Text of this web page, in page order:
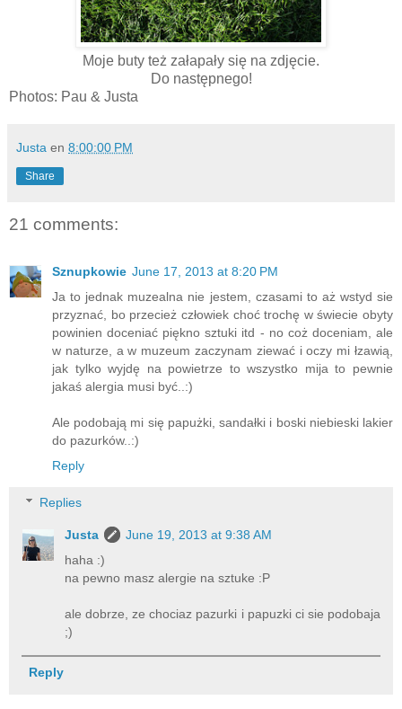
Moje buty też załapały się na zdjęcie.
Do następnego!
Photos: Pau & Justa
Justa en 8:00:00 PM
Share
21 comments:
Sznupkowie June 17, 2013 at 8:20 PM
Ja to jednak muzealna nie jestem, czasami to aż wstyd sie
przyznać, bo przecież człowiek choć trochę w świecie obyty
powinien doceniać piękno sztuki itd - no coż doceniam, ale
w naturze, a w muzeum zaczynam ziewać i oczy mi łzawią,
jak tylko wyjdę na powietrze to wszystko mija to pewnie
jakaś alergia musi być..:)
Ale podobają mi się papużki, sandałki i boski niebieski lakier
do pazurków..:)
Reply
Replies
Justa
June 19, 2013 at 9:38 AM
haha :)
na pewno masz alergie na sztuke :P
ale dobrze, ze chociaz pazurki i papuzki ci sie podobaja
;)
Reply